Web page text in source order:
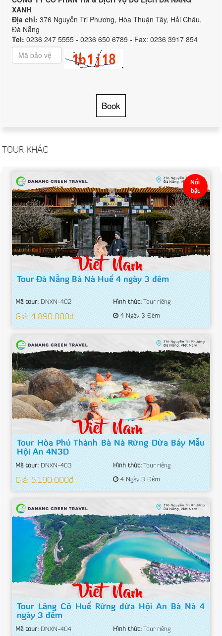
XANH
Địa chỉ: 376 Nguyễn Tri Phương, Hòa Thuận Tây, Hải Châu,
Đà Nẵng
Tel: 0236 247 5555 - 0236 650 6789 - Fax: 0236 3917 854
Book
TOUR KHÁC
Nổi
bật
Tour Đà Nẵng Bà Nà Huế 4 ngày 3 đêm
Mã tour: DNXN-402 Hình thức:Tour riêng
Giá: 4.890.000đ 4 Ngày 3 Đêm
Tour Hòa Phú Thành Bà Nà Rừng Dừa Bảy Mẫu
Hội An 4N3D
Mã tour: DNXN-403 Hình thức:Tour riêng
Giá: 5.190.000đ 4 Ngày 3 Đêm
Tour Lăng Cô Huế Rừng dừa Hội An Bà Nà 4
ngày 3 đêm
Mã tour: DNXN-404 Hình thức:Tour riêng